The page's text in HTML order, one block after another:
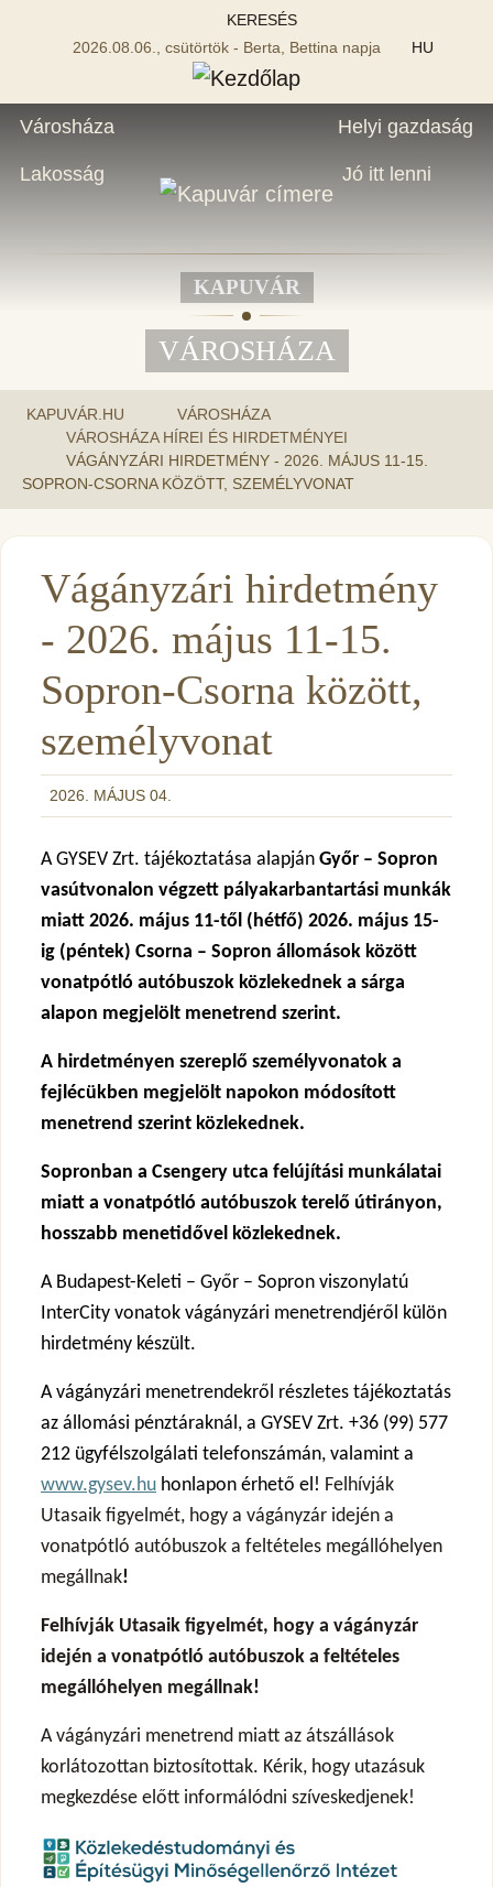
KERESÉS
2026.08.06., csütörtök - Berta, Bettina napja
HU
Városháza
Lakosság
Helyi gazdaság
Jó itt lenni
KAPUVÁR
VÁROSHÁZA
KAPUVÁR.HU
VÁROSHÁZA
VÁROSHÁZA HÍREI ÉS HIRDETMÉNYEI
VÁGÁNYZÁRI HIRDETMÉNY - 2026. MÁJUS 11-15.
SOPRON-CSORNA KÖZÖTT, SZEMÉLYVONAT
Vágányzári hirdetmény
- 2026. május 11-15.
Sopron-Csorna között,
személyvonat
2026. MÁJUS 04.
A GYSEV Zrt. tájékoztatása alapján Győr – Sopron
vasútvonalon végzett pályakarbantartási munkák
miatt 2026. május 11-től (hétfő) 2026. május 15-
ig (péntek) Csorna – Sopron állomások között
vonatpótló autóbuszok közlekednek a sárga
alapon megjelölt menetrend szerint.
A hirdetményen szereplő személyvonatok a
fejlécükben megjelölt napokon módosított
menetrend szerint közlekednek.
Sopronban a Csengery utca felújítási munkálatai
miatt a vonatpótló autóbuszok terelő útirányon,
hosszabb menetidővel közlekednek.
A Budapest-Keleti – Győr – Sopron viszonylatú
InterCity vonatok vágányzári menetrendjéről külön
hirdetmény készült.
A vágányzári menetrendekről részletes tájékoztatás
az állomási pénztáraknál, a GYSEV Zrt. +36 (99) 577
212 ügyfélszolgálati telefonszámán, valamint a
www.gysev.hu honlapon érhető el! Felhívják
Utasaik figyelmét, hogy a vágányzár idején a
vonatpótló autóbuszok a feltételes megállóhelyen
megállnak!
Felhívják Utasaik figyelmét, hogy a vágányzár
idején a vonatpótló autóbuszok a feltételes
megállóhelyen megállnak!
A vágányzári menetrend miatt az átszállások
korlátozottan biztosítottak. Kérik, hogy utazásuk
megkezdése előtt informálódni szíveskedjenek!